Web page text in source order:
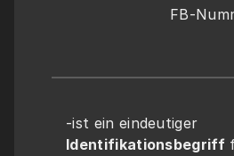
FB-
Identifikationsbegriff